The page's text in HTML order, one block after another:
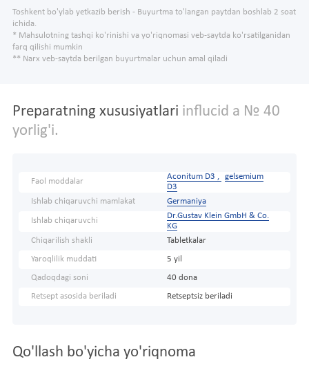
Toshkent bo'ylab yetkazib berish - Buyurtma to'langan paytdan boshlab 2 soat
ichida.
* Mahsulotning tashqi ko'rinishi va yo'riqnomasi veb-saytda ko'rsatilganidan
farq qilishi mumkin
** Narx veb-saytda berilgan buyurtmalar uchun amal qiladi
Preparatning xususiyatlari influcid a № 40
yorlig'i.
Faol moddalar
Aconitum D3 ,
gelsemium
D3
Ishlab chiqaruvchi mamlakat
Germaniya
Ishlab chiqaruvchi
Dr.Gustav Klein GmbH & Co.
KG
Chiqarilish shakli
Tabletkalar
Yaroqlilik muddati 5 yil
Qadoqdagi soni 40 dona
Retsept asosida beriladi Retseptsiz beriladi
Qo'llash bo'yicha yo'riqnoma